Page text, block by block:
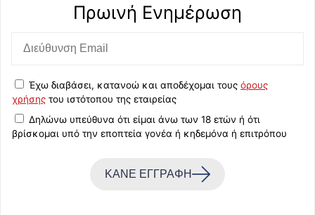
Πρωινή Eνημέρωση
Έχω διαβάσει, κατανοώ και αποδέχομαι τους όρους
χρήσης του ιστότοπου της εταιρείας
Δηλώνω υπεύθυνα ότι είμαι άνω των 18 ετών ή ότι
βρίσκομαι υπό την εποπτεία γονέα ή κηδεμόνα ή επιτρόπου
ΚΑΝΕ ΕΓΓΡΑΦΗ